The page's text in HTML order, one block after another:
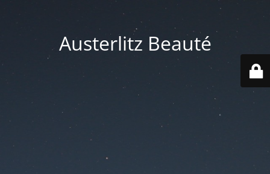
Austerlitz Beauté